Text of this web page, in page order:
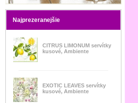
Najprezeranejšie
CITRUS LIMONUM servítky
kusové, Ambiente
EXOTIC LEAVES servítky
kusové, Ambiente